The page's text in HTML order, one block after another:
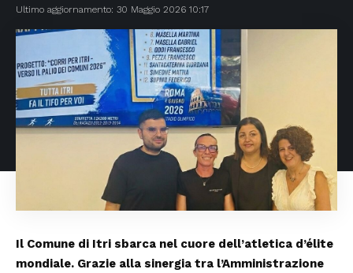
Ultimo aggiornamento: 30 Maggio 2026 10:17
Il Comune di Itri sbarca nel cuore dell’atletica d’élite
mondiale. Grazie alla sinergia tra l’Amministrazione